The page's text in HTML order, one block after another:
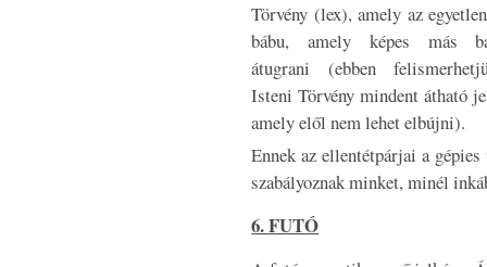
Törvény (lex), amely az
bábu, amely képes más
átugrani (ebben
Isteni Törvény mindent átható
amely elől nem lehet elbújni).
Ennek az ellentétpárjai a
szabályoznak minket, minél
6. FUTÓ